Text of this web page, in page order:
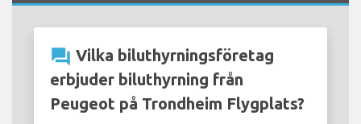
question_answer Vilka biluthyrningsföretag
erbjuder biluthyrning från
Peugeot på Trondheim Flygplats?